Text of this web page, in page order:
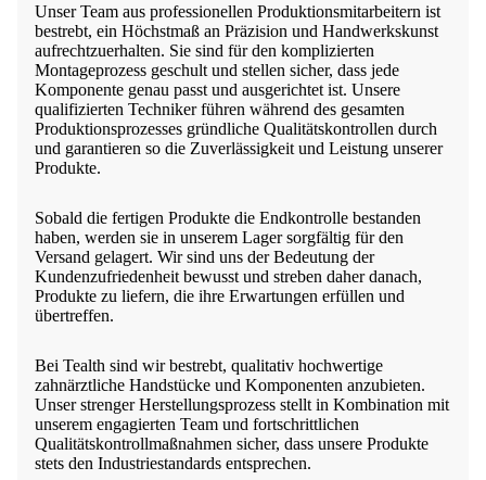
Unser Team aus professionellen Produktionsmitarbeitern ist
bestrebt, ein Höchstmaß an Präzision und Handwerkskunst
aufrechtzuerhalten. Sie sind für den komplizierten
Montageprozess geschult und stellen sicher, dass jede
Komponente genau passt und ausgerichtet ist. Unsere
qualifizierten Techniker führen während des gesamten
Produktionsprozesses gründliche Qualitätskontrollen durch
und garantieren so die Zuverlässigkeit und Leistung unserer
Produkte.
Sobald die fertigen Produkte die Endkontrolle bestanden
haben, werden sie in unserem Lager sorgfältig für den
Versand gelagert. Wir sind uns der Bedeutung der
Kundenzufriedenheit bewusst und streben daher danach,
Produkte zu liefern, die ihre Erwartungen erfüllen und
übertreffen.
Bei Tealth sind wir bestrebt, qualitativ hochwertige
zahnärztliche Handstücke und Komponenten anzubieten.
Unser strenger Herstellungsprozess stellt in Kombination mit
unserem engagierten Team und fortschrittlichen
Qualitätskontrollmaßnahmen sicher, dass unsere Produkte
stets den Industriestandards entsprechen.